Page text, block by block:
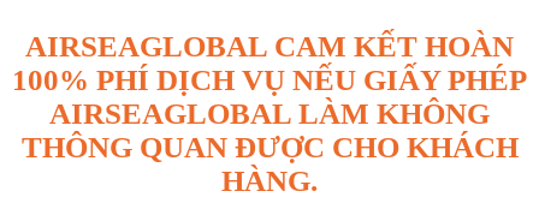
AIRSEAGLOBAL CAM KẾT HOÀN
100% PHÍ DỊCH VỤ NẾU GIẤY PHÉP
AIRSEAGLOBAL LÀM KHÔNG
THÔNG QUAN ĐƯỢC CHO KHÁCH
HÀNG.